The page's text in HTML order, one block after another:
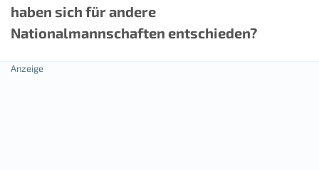
haben sich für andere
Nationalmannschaften entschieden?